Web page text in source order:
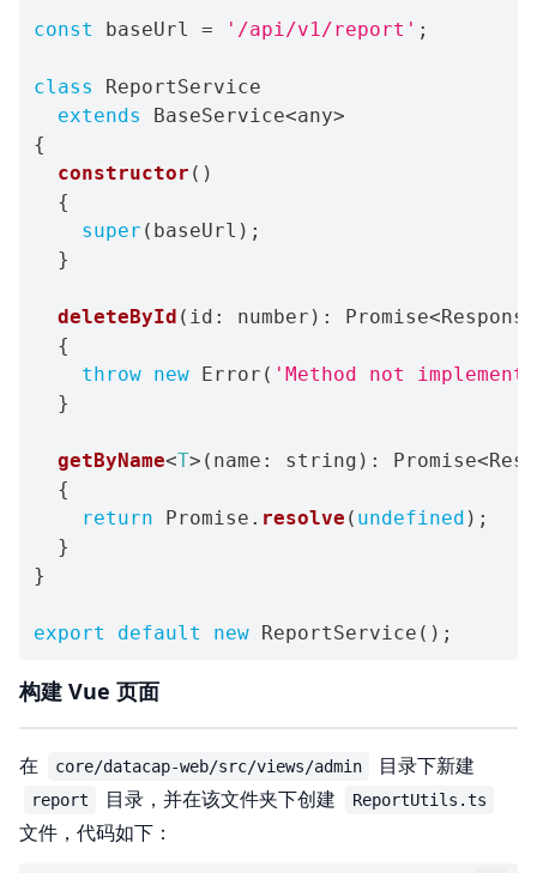
const baseUrl = '/api/v1/report' ;
class
ReportService
extends
BaseService<any>
{
constructor ( )
{
super ( baseUrl ) ;
}
deleteById ( id : number ) : Promise<
{
throw new Error ( 'Method not
}
getByName<T> ( name : string ) : Promise<
{
return
Promise . resolve ( undefined ) ;
}
}
export default new ReportService ( ) ;
构建 Vue 页面
在 core/datacap-web/src/views/admin 目录下新建
report 目录，并在该文件夹下创建 ReportUtils.ts
文件，代码如下：